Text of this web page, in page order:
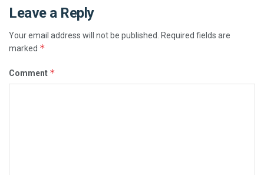
Leave a Reply
Your email address will not be published.
Required fields are
marked *
Comment *